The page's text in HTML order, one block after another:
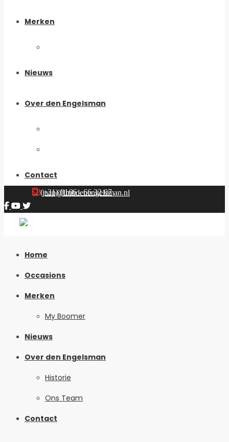
Merken
Nieuws
Over den Engelsman
Contact
(+31) 0166 - 66 32 07
jaap@lmbdenengelsman.nl
Home
Occasions
Merken
My Boomer
Nieuws
Over den Engelsman
Historie
Ons Team
Contact